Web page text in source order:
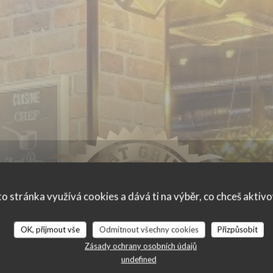
stránka využívá cookies a dává ti na výběr, co chceš
OK, přijmout vše Odmítnout všechny cookies
Přizpůsobit
Zásady ochrany osobních údajů
undefined